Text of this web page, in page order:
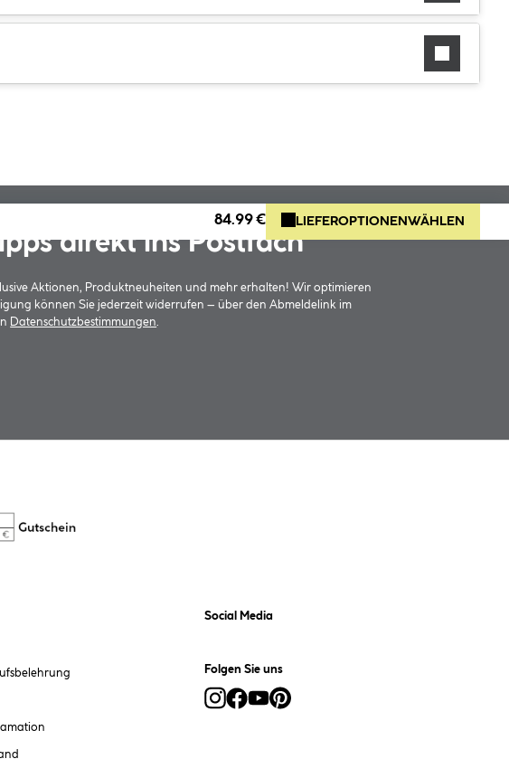
84.99 € LIEFEROPTIONEN WÄHLEN
direkt ins Postfach
Aktionen, Produktneuheiten und mehr erhalten! Wir optimieren
können Sie jederzeit widerrufen – über den Abmeldelink im
Datenschutzbestimmungen
Social Media
Folgen Sie uns